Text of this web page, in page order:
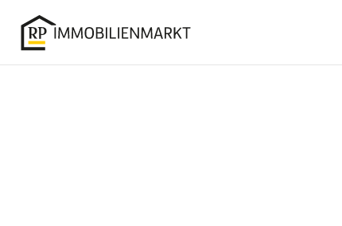
Modus
aktivieren
zur